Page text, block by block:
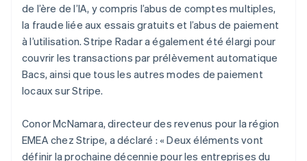
de l’ère de l’IA, y compris l’abus de comptes multiples,
la fraude liée aux essais gratuits et l’abus de paiement
à l’utilisation. Stripe Radar a également été élargi pour
couvrir les transactions par prélèvement automatique
Bacs, ainsi que tous les autres modes de paiement
locaux sur Stripe.
Conor McNamara, directeur des revenus pour la région
EMEA chez Stripe, a déclaré : « Deux éléments vont
définir la prochaine décennie pour les entreprises du
Italie
Italiano English
Japon
日本語 English
Lettonie
English
Liechtenstein
Lituanie
English
Luxembourg